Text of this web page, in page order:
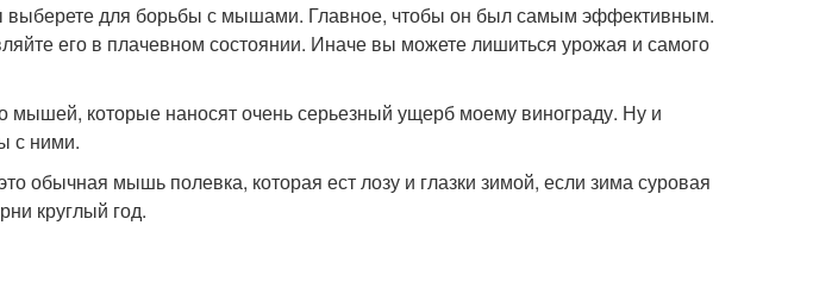
выберете для борьбы с мышами. Главное, чтобы он был самым эффективным.
его в плачевном состоянии. Иначе вы можете лишиться урожая и самого
мышей, которые наносят очень серьезный ущерб моему винограду. Ну и
с ними.
обычная мышь полевка, которая ест лозу и глазки зимой, если зима суровая
круглый год.